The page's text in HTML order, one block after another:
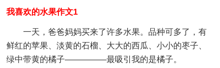
我喜欢的水果作文1
一天，爸爸妈妈买来了许多水果。品种可多了，有
鲜红的苹果、淡黄的石榴、大大的西瓜、小小的枣子、
绿中带黄的橘子—————最吸引我的是橘子。